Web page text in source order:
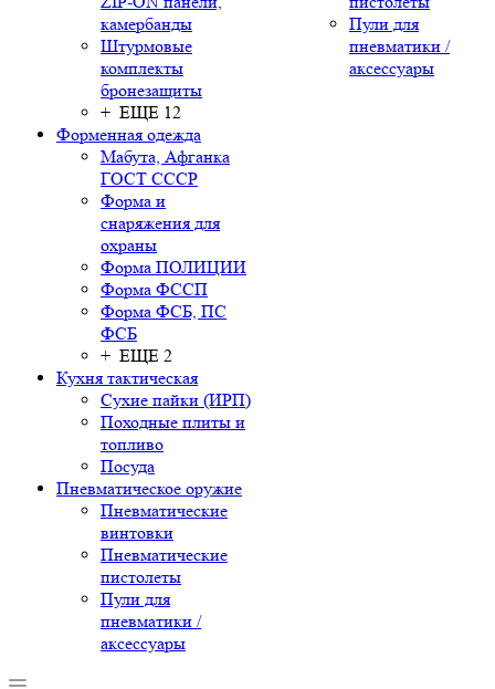
камербанды
Штурмовые
комплекты
бронезащиты
+ ЕЩЕ 12
Форменная одежда
Мабута, Афганка
ГОСТ СССР
Форма и
снаряжения для
охраны
Форма ПОЛИЦИИ
Форма ФССП
Форма ФСБ, ПС
ФСБ
+ ЕЩЕ 2
Кухня тактическая
Сухие пайки (ИРП)
Походные плиты и
топливо
Посуда
Пневматическое оружие
Пневматические
винтовки
Пневматические
пистолеты
Пули для
пневматики /
аксессуары
Пули для
пневматики /
аксессуары